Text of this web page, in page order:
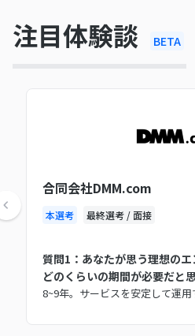
注目体験談 BETA
合同会社DMM.com
本選考 最終選考 / 面接
質問1：あなたが思う理想の
どのくらいの期間が必要だと
8~9年。サービスを安定して運